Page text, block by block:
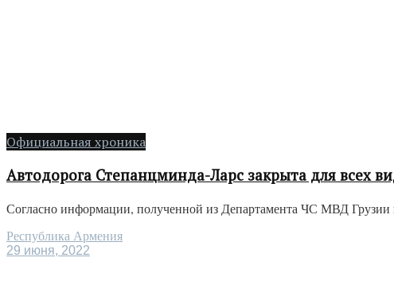
Официальная хроника
Автодорога Степанцминда-Ларс закрыта для всех
Согласно информации, полученной из Департамента ЧС МВД
Республика Армения
29 июня, 2022